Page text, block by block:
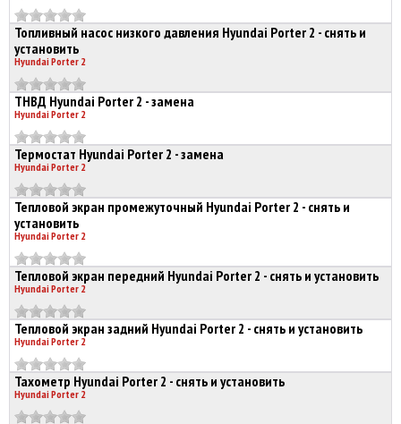
Топливный насос низкого давления Hyundai Porter 2 - снять и
установить
Hyundai Porter 2
ТНВД Hyundai Porter 2 - замена
Hyundai Porter 2
Термостат Hyundai Porter 2 - замена
Hyundai Porter 2
Тепловой экран промежуточный Hyundai Porter 2 - снять и
установить
Hyundai Porter 2
Тепловой экран передний Hyundai Porter 2 - снять и установить
Hyundai Porter 2
Тепловой экран задний Hyundai Porter 2 - снять и установить
Hyundai Porter 2
Тахометр Hyundai Porter 2 - снять и установить
Hyundai Porter 2